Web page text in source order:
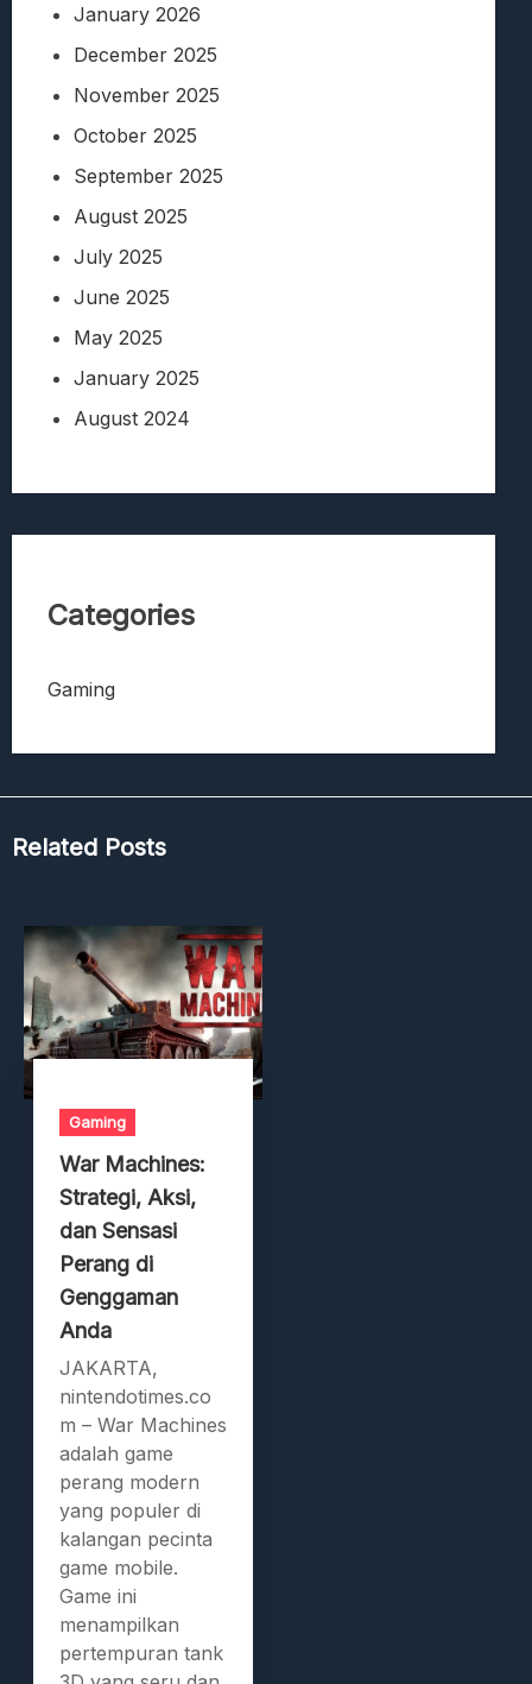
January 2026
December 2025
November 2025
October 2025
September 2025
August 2025
July 2025
June 2025
May 2025
January 2025
August 2024
Categories
Gaming
Related Posts
Gaming
War Machines:
Strategi, Aksi,
dan Sensasi
Perang di
Genggaman
Anda
JAKARTA,
nintendotimes.co
m – War Machines
adalah game
perang modern
yang populer di
kalangan pecinta
game mobile.
Game ini
menampilkan
pertempuran tank